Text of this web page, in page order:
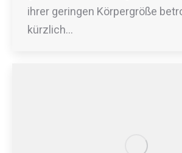
ihrer geringen Körpergröße
kürzlich…